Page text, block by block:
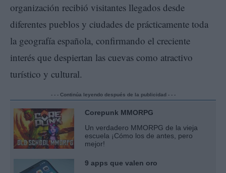
organización recibió visitantes llegados desde
diferentes pueblos y ciudades de prácticamente toda
la geografía española, confirmando el creciente
interés que despiertan las cuevas como atractivo
turístico y cultural.
- - - Continúa leyendo después de la publicidad - - -
Corepunk MMORPG
Un verdadero MMORPG de la vieja
escuela ¡Cómo los de antes, pero
mejor!
9 apps que valen oro